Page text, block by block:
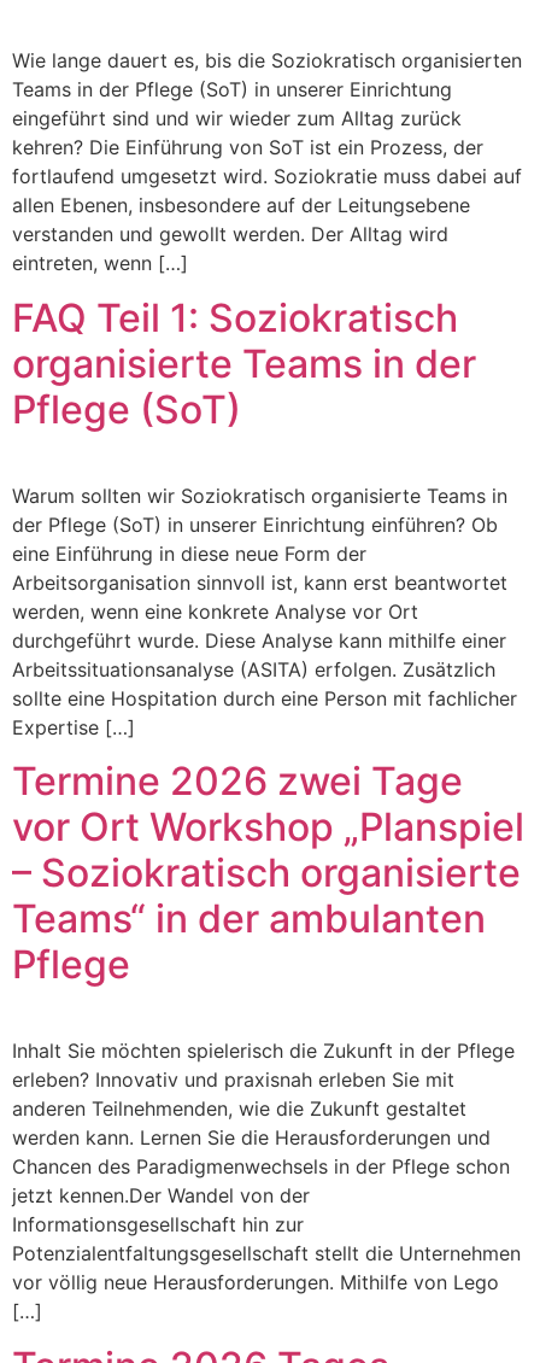
Wie lange dauert es, bis die Soziokratisch organisierten
Teams in der Pflege (SoT) in unserer Einrichtung
eingeführt sind und wir wieder zum Alltag zurück
kehren? Die Einführung von SoT ist ein Prozess, der
fortlaufend umgesetzt wird. Soziokratie muss dabei auf
allen Ebenen, insbesondere auf der Leitungsebene
verstanden und gewollt werden. Der Alltag wird
eintreten, wenn […]
FAQ Teil 1: Soziokratisch
organisierte Teams in der
Pflege (SoT)
Warum sollten wir Soziokratisch organisierte Teams in
der Pflege (SoT) in unserer Einrichtung einführen? Ob
eine Einführung in diese neue Form der
Arbeitsorganisation sinnvoll ist, kann erst beantwortet
werden, wenn eine konkrete Analyse vor Ort
durchgeführt wurde. Diese Analyse kann mithilfe einer
Arbeitssituationsanalyse (ASITA) erfolgen. Zusätzlich
sollte eine Hospitation durch eine Person mit fachlicher
Expertise […]
Termine 2026 zwei Tage
vor Ort Workshop „Planspiel
– Soziokratisch organisierte
Teams“ in der ambulanten
Pflege
Inhalt Sie möchten spielerisch die Zukunft in der Pflege
erleben? Innovativ und praxisnah erleben Sie mit
anderen Teilnehmenden, wie die Zukunft gestaltet
werden kann. Lernen Sie die Herausforderungen und
Chancen des Paradigmenwechsels in der Pflege schon
jetzt kennen.Der Wandel von der
Informationsgesellschaft hin zur
Potenzialentfaltungsgesellschaft stellt die Unternehmen
vor völlig neue Herausforderungen. Mithilfe von Lego
[…]